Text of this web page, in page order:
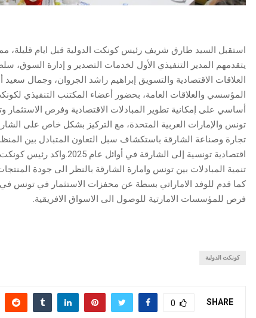
استقبل السيد طارق شريف رئيس كونكت الدولية قبل ايام قليلة،
يتقدمهم المدير التنفيذي الأول لخدمات التصدير و إدارة السوق،
العلاقات الاقتصادية والتسويق إبراهيم راشد الجروان، وجمال سعيد
المؤسسي والعلاقات العامة، بحضور أعضاء المكتنب التنفيذي
أساسي على إمكانية تطوير المبادلات الاقتصادية وفرص الاستثمار
تونس والإمارات العربية المتحدة، مع التركيز بشكل خاص على
تجارة وصناعة الشارقة باستكشاف سبل التعاون المتبادل بين
اقتصادية تونسية إلى الشارقة
تنمية المبادلات بين تونس وامارة الشارقة بالنظر الى جودة
كما قدم للوفد الاماراتي بسطة عن محفزات الاستثمار في تونس
فرص للمؤسسات الامارتية للوصول الى الاسواق الافريقية.
كونكت الدولية
SHARE
0